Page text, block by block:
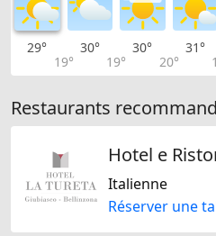
29°
19°
30°
19°
30°
20°
31°
Restaurants
Italienne
Réserver une